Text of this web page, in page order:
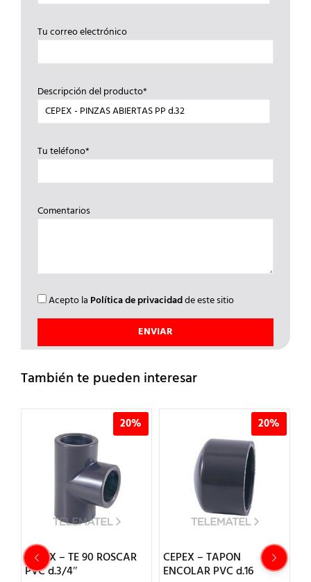
Tu correo electrónico
Descripción del producto*
Tu teléfono*
Comentarios
Acepto la Política de privacidadde este sitio
También te pueden interesar
20%
CEPEX – TE 90 ROSCAR
PVC d.3/4″
20%
CEPEX – TAPON
ENCOLAR PVC d.16